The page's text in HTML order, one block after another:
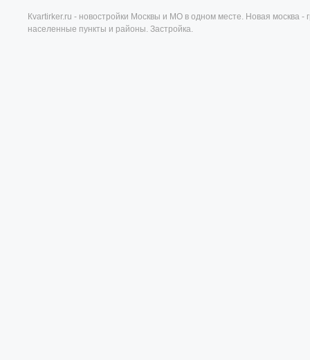
Кvartirker.ru - новостройки Москвы и МО в одном месте. Новая москва
населенные пункты и районы. Застройка.